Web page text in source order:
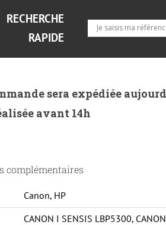
RECHERCHE
RAPIDE
sera expédiée
avant 14h
complémentaires
Canon, HP
CANON I SENSIS LBP5300,